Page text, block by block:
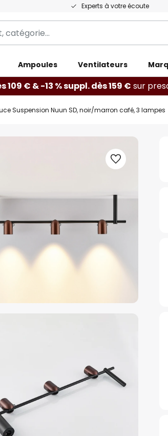
Experts à votre écoute
Ampoules Ventilateurs
109 € & -13 % suppl. dès 159 € sur
Suspension Nuun SD, noir/marron café, 3 lampes